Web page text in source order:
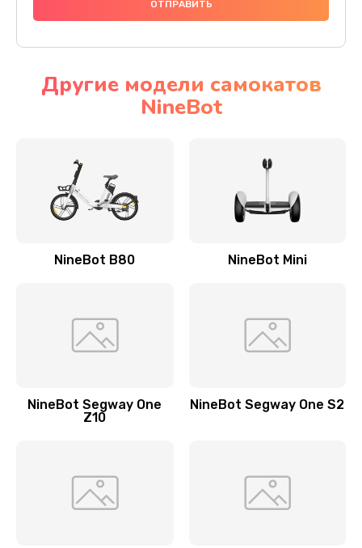
Другие модели самокатов
NineBot
NineBot B80 NineBot Mini
NineBot Segway One
Z10
NineBot Segway One S2